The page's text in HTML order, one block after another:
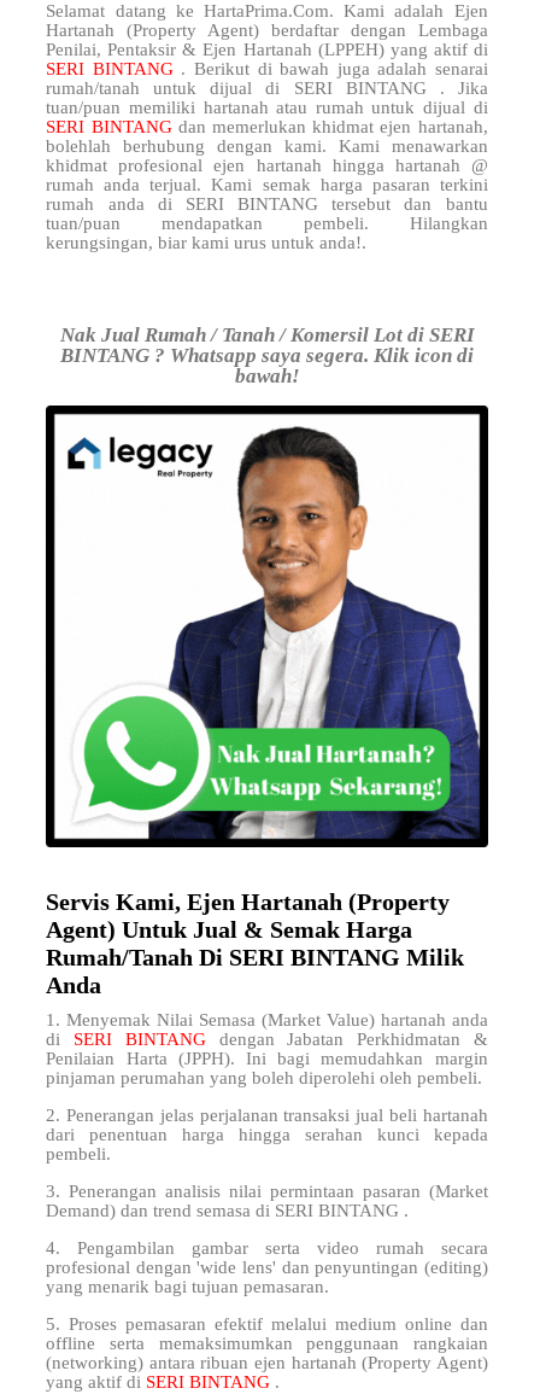
Selamat datang ke HartaPrima.Com. Kami adalah Ejen
Hartanah (Property Agent) berdaftar dengan Lembaga
Penilai, Pentaksir & Ejen Hartanah (LPPEH) yang aktif di
SERI BINTANG . Berikut di bawah juga adalah senarai
rumah/tanah untuk dijual di SERI BINTANG . Jika
tuan/puan memiliki hartanah atau rumah untuk dijual di
SERI BINTANG dan memerlukan khidmat ejen hartanah,
bolehlah berhubung dengan kami. Kami menawarkan
khidmat profesional ejen hartanah hingga hartanah @
rumah anda terjual. Kami semak harga pasaran terkini
rumah anda di SERI BINTANG tersebut dan bantu
tuan/puan mendapatkan pembeli. Hilangkan
kerungsingan, biar kami urus untuk anda!.
Nak Jual Rumah / Tanah / Komersil Lot di SERI
BINTANG ? Whatsapp saya segera. Klik icon di
bawah!
Servis Kami, Ejen Hartanah (Property
Agent) Untuk Jual & Semak Harga
Rumah/Tanah Di SERI BINTANG Milik
Anda
1. Menyemak Nilai Semasa (Market Value) hartanah anda
di SERI BINTANG dengan Jabatan Perkhidmatan &
Penilaian Harta (JPPH). Ini bagi memudahkan margin
pinjaman perumahan yang boleh diperolehi oleh pembeli.
2. Penerangan jelas perjalanan transaksi jual beli hartanah
dari penentuan harga hingga serahan kunci kepada
pembeli.
3. Penerangan analisis nilai permintaan pasaran (Market
Demand) dan trend semasa di SERI BINTANG .
4. Pengambilan gambar serta video rumah secara
profesional dengan 'wide lens' dan penyuntingan (editing)
yang menarik bagi tujuan pemasaran.
5. Proses pemasaran efektif melalui medium online dan
offline serta memaksimumkan penggunaan rangkaian
(networking) antara ribuan ejen hartanah (Property Agent)
yang aktif di SERI BINTANG .